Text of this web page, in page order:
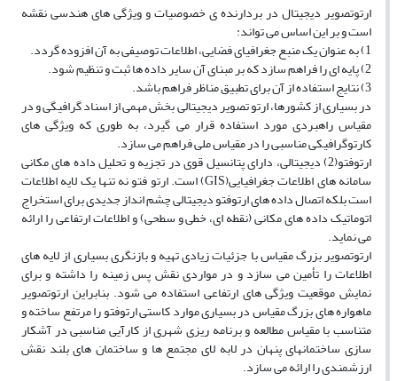
ارتوتصویر دیجیتال در بردارنده ‏ى خصوصیات و ویژگی هاى هندسى نقشه
است و بر این اساس مى‏ تواند:
1) به عنوان یک منبع جغرافیاى فضایى، اطلاعات توصیفى به آن افزوده گردد.
2) پایه ای را فراهم سازد که بر مبناى آن سایر داده ‏ها ثبت و تنظیم شود.
3) نتایج استفاده از آن براى تطبیق مناظر فراهم باشد.
در بسیارى از کشورها، ارتو تصویر دیجیتالى بخش مهمى از اسناد گرافیگى و در
مقیاس راهبردى مورد استفاده قرار مى‏ گیرد، به طورى که ویژگی هاى
کارتوگرافیکى مناسبى را در مقیاس ملى فراهم مى‏ سازد.
ارتوفتو(2) دیجیتالى، داراى پتانسیل قوى در تجزیه و تحلیل داده ‏هاى مکانى
سامانه‏ هاى اطلاعات جغرافیایى(GIS) است. ارتو فتو نه تنها یک لایه اطلاعات
است بلکه اتصال داده ‏هاى ارتوفتو دیجیتالى چشم ‏انداز جدیدى براى استخراج
اتوماتیک داده ‏هاى مکانى (نقطه‏ اى، خطى و سطحى) و اطلاعات ارتفاعى را ارائه
مى‏ نماید.
ارتوتصویر بزرگ مقیاس با جزئیات زیادى تهیه و بازنگرى بسیارى از لایه‏ هاى
اطلاعات را تأمین مى ‏سازد و در مواردى نقش پس زمینه را داشته و براى
نمایش موقعیت ویژگی­ هاى ارتفاعى استفاده مى‏ شود. بنابراین ارتوتصویر
ماهواره ه‏اى بزرگ مقیاس در بسیارى موارد کاستى ارتوفتو را مرتفع ساخته و
متناسب با مقیاس مطالعه و برنامه ‏ریزى شهرى از کارآیى مناسبى در آشکار
سازى ساختمان‏هاى پنهان در لابه ‏لاى مجتمع ‏ها و ساختمان ‏هاى بلند نقش
ارزشمندى را ارائه مى ‏سازد.